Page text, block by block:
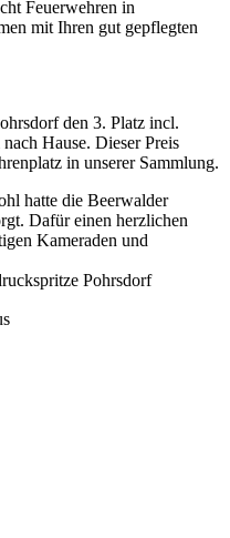
Feuerwehren in
mit Ihren gut gepflegten
den 3. Platz incl.
Hause. Dieser Preis
in unserer Sammlung.
hatte die Beerwalder
Dafür einen herzlichen
Kameraden und